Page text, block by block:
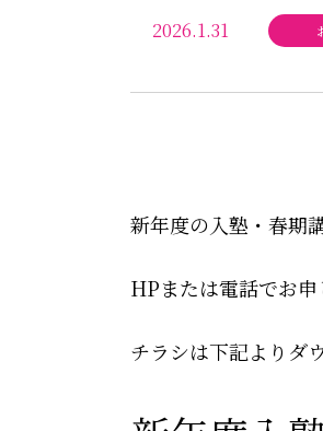
2026.1.31
新年度の入塾・春期
HPまたは電話でお
チラシは下記よりダ